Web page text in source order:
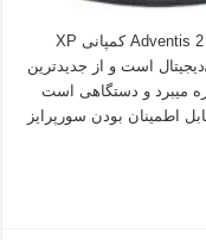
فلزیاب Adventis 2 ساخت XP فرانسه فلزیاب Adventis 2 کمپانی XP
است و از جدیدترین
میبرد و دستگاهی است
اطمینان بودن سورپرایز